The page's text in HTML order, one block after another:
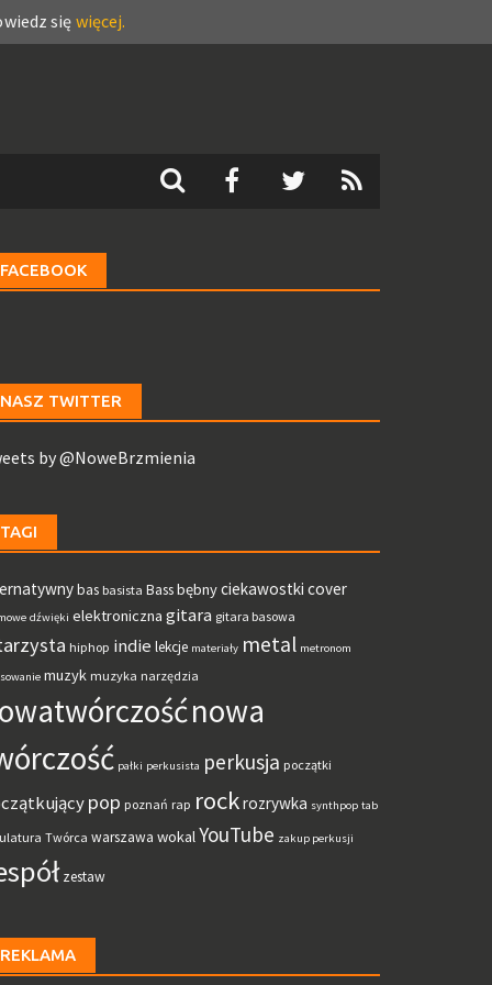
sięwięcej.
FACEBOOK
NASZ TWITTER
by @NoweBrzmienia
TAGI
bas basista Bassbębnyciekawostki cover
dźwięki elektroniczna gitara gitara basowa
hiphop indie lekcje materiały metal metronom
muzyk muzyka narzędzia
nowa
pałki perkusista perkusja początki
pop poznań rap rockrozrywka synthpop tab
Twórca warszawa wokalYouTube zakup perkusji
zestaw
REKLAMA